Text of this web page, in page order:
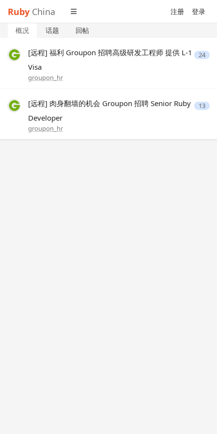
Ruby China 注册 登录
概况 话题 回帖
[远程] 福利 Groupon 招聘高级研发工程师 提供 L-1
Visa
groupon_hr
24
[远程] 肉身翻墙的机会 Groupon 招聘 Senior Ruby
Developer
groupon_hr
13